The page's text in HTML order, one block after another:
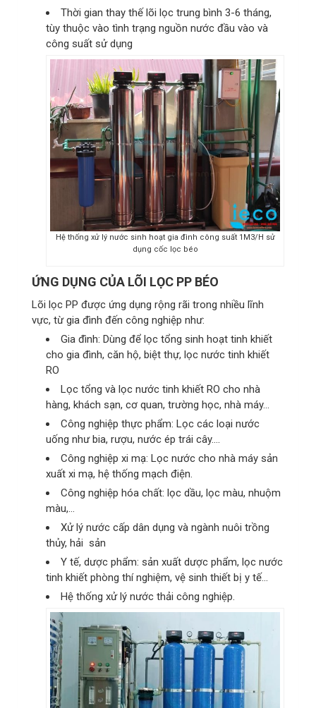
Thời gian thay thế lõi lọc trung bình 3-6 tháng,
tùy thuộc vào tình trạng nguồn nước đầu vào và
công suất sử dụng
Hệ thống xử lý nước sinh hoạt gia đình công suất 1M3/H sử
dụng cốc lọc béo
ỨNG DỤNG CỦA LÕI LỌC PP BÉO
Lõi lọc PP được ứng dụng rộng rãi trong nhiều lĩnh
vực, từ gia đình đến công nghiệp như:
Gia đình: Dùng để lọc tổng sinh hoạt tinh khiết
cho gia đình, căn hộ, biệt thự, lọc nước tinh khiết
RO
Lọc tổng và lọc nước tinh khiết RO cho nhà
hàng, khách sạn, cơ quan, trường học, nhà máy…
Công nghiệp thực phẩm: Lọc các loại nước
uống như bia, rượu, nước ép trái cây….
Công nghiệp xi mạ: Lọc nước cho nhà máy sản
xuất xi mạ, hệ thống mạch điện.
Công nghiệp hóa chất: lọc dầu, lọc màu, nhuộm
màu,…
Xử lý nước cấp dân dụng và ngành nuôi trồng
thủy, hải sản
Y tế, dược phẩm: sản xuất dược phẩm, lọc nước
tinh khiết phòng thí nghiệm, vệ sinh thiết bị y tế…
Hệ thống xử lý nước thải công nghiệp.